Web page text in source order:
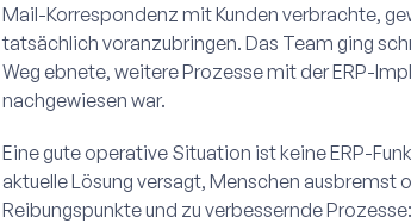
Mail-Korrespondenz mit Kunden verbrachte,
tatsächlich voranzubringen. Das Team ging
Weg ebnete, weitere Prozesse mit der ERP-
nachgewiesen war.
Eine gute operative Situation ist keine ERP-
aktuelle Lösung versagt, Menschen ausbremst
Reibungspunkte und zu verbessernde Prozesse: